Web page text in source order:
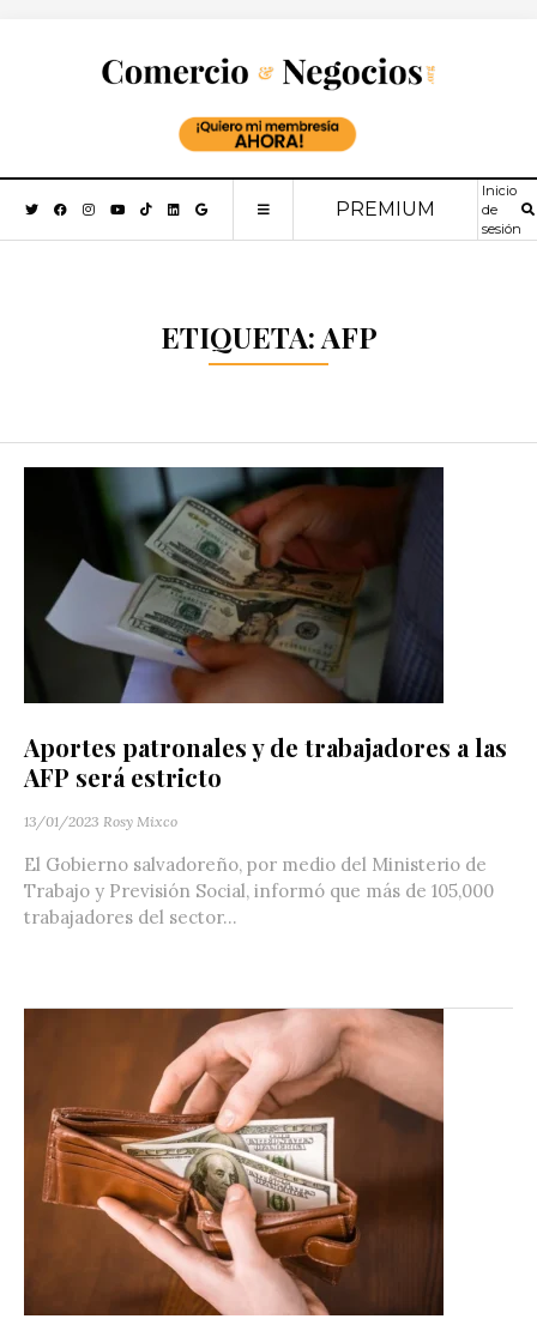
PREMIUM
Inicio
de
sesión
ETIQUETA:AFP
Aportes patronales y de trabajadores a las
AFP será estricto
13/01/2023 Rosy Mixco
El Gobierno salvadoreño, por medio del Ministerio de
Trabajo y Previsión Social, informó que más de 105,000
trabajadores del sector...